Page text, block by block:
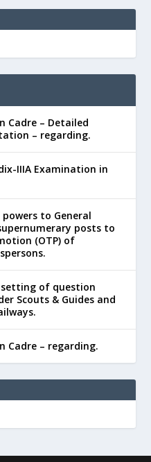
Cadre – Detailed
– regarding.
IIIA Examination in
to General
posts to
(OTP) of
setting of question
Scouts & Guides and
Cadre – regarding.